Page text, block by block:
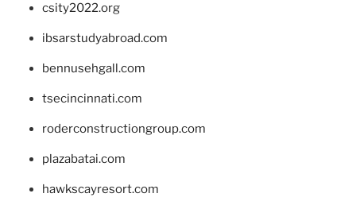
csity2022.org
ibsarstudyabroad.com
bennusehgall.com
tsecincinnati.com
roderconstructiongroup.com
plazabatai.com
hawkscayresort.com